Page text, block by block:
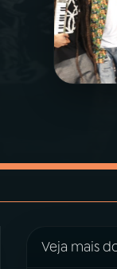
Veja mais